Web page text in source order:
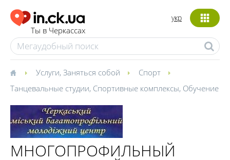
Ты в Черкассах
укр
Услуги, Заняться собой
Спорт
Танцевальные студии, Спортивные комплексы, Обучение
МНОГОПРОФИЛЬНЫЙ